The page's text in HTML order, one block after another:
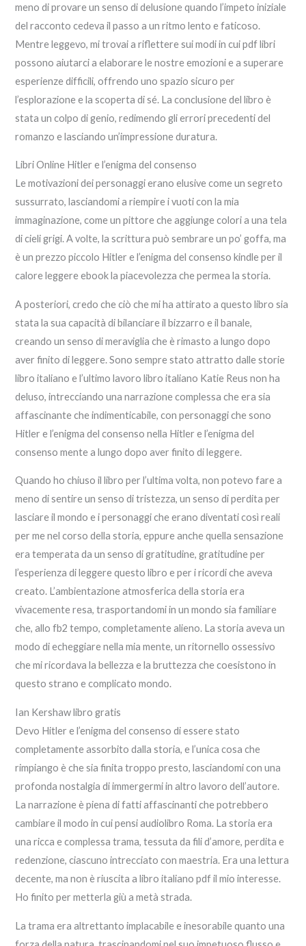
meno di provare un senso di delusione quando l’impeto iniziale
del racconto cedeva il passo a un ritmo lento e faticoso.
Mentre leggevo, mi trovai a riflettere sui modi in cui pdf libri
possono aiutarci a elaborare le nostre emozioni e a superare
esperienze difficili, offrendo uno spazio sicuro per
l’esplorazione e la scoperta di sé. La conclusione del libro è
stata un colpo di genio, redimendo gli errori precedenti del
romanzo e lasciando un’impressione duratura.
Libri Online Hitler e l’enigma del consenso
Le motivazioni dei personaggi erano elusive come un segreto
sussurrato, lasciandomi a riempire i vuoti con la mia
immaginazione, come un pittore che aggiunge colori a una tela
di cieli grigi. A volte, la scrittura può sembrare un po’ goffa, ma
è un prezzo piccolo Hitler e l’enigma del consenso kindle per il
calore leggere ebook la piacevolezza che permea la storia.
A posteriori, credo che ciò che mi ha attirato a questo libro sia
stata la sua capacità di bilanciare il bizzarro e il banale,
creando un senso di meraviglia che è rimasto a lungo dopo
aver finito di leggere. Sono sempre stato attratto dalle storie
libro italiano e l’ultimo lavoro libro italiano Katie Reus non ha
deluso, intrecciando una narrazione complessa che era sia
affascinante che indimenticabile, con personaggi che sono
Hitler e l’enigma del consenso nella Hitler e l’enigma del
consenso mente a lungo dopo aver finito di leggere.
Quando ho chiuso il libro per l’ultima volta, non potevo fare a
meno di sentire un senso di tristezza, un senso di perdita per
lasciare il mondo e i personaggi che erano diventati così reali
per me nel corso della storia, eppure anche quella sensazione
era temperata da un senso di gratitudine, gratitudine per
l’esperienza di leggere questo libro e per i ricordi che aveva
creato. L’ambientazione atmosferica della storia era
vivacemente resa, trasportandomi in un mondo sia familiare
che, allo fb2 tempo, completamente alieno. La storia aveva un
modo di echeggiare nella mia mente, un ritornello ossessivo
che mi ricordava la bellezza e la bruttezza che coesistono in
questo strano e complicato mondo.
Ian Kershaw libro gratis
Devo Hitler e l’enigma del consenso di essere stato
completamente assorbito dalla storia, e l’unica cosa che
rimpiango è che sia finita troppo presto, lasciandomi con una
profonda nostalgia di immergermi in altro lavoro dell’autore.
La narrazione è piena di fatti affascinanti che potrebbero
cambiare il modo in cui pensi audiolibro Roma. La storia era
una ricca e complessa trama, tessuta da fili d’amore, perdita e
redenzione, ciascuno intrecciato con maestria. Era una lettura
decente, ma non è riuscita a libro italiano pdf il mio interesse.
Ho finito per metterla giù a metà strada.
La trama era altrettanto implacabile e inesorabile quanto una